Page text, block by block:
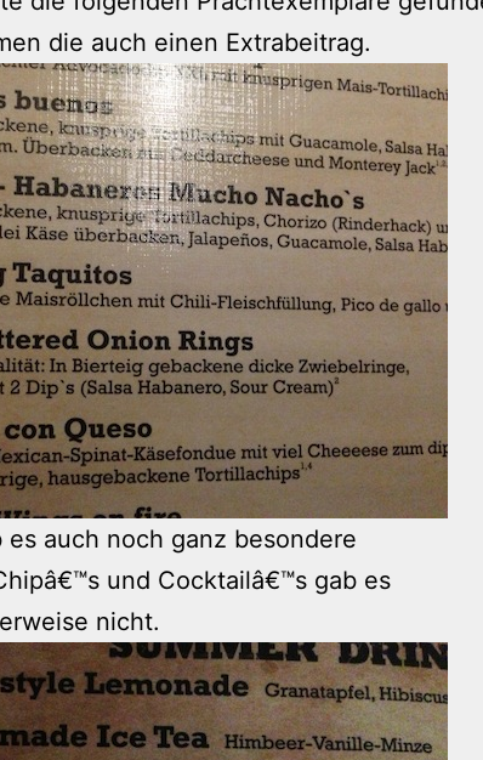
die auch einen Extrabeitrag.
es auch noch ganz besondere
und Cocktailâ€™s gab es
nicht.